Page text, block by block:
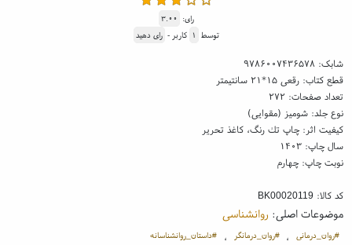
رای: ۳.۰۰
توسط ۱ کاربر - رای دهید
شابک:۹۷۸۶۰۰۷۴۳۶۵۷۸
قطع کتاب: رقعی ۱۵*۲۱ سانتیمتر
تعداد صفحات: ۲۷۲
نوع جلد: شومیز (مقوایی)
کیفیت اثر: چاپ تك رنگ، کاغذ تحریر
سال چاپ: ۱۴۰۳
نوبت چاپ: چهارم
کد کالا: BK00020119
موضوعات اصلی: روانشناسی
#روان_درمانی ، #روان_درمانگر ، #داستان_روانشناسانه